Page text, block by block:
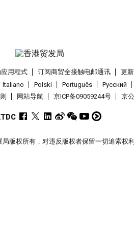
用程式 订阅商贸全接触电邮通讯 更
Italiano Polski Português Pусский
网站导航 京ICP备09059244号 京
版权所有，对违反版权者保留一切追索权利